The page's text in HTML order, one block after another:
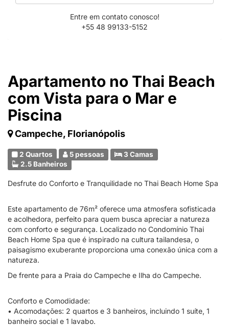
Apartamento no Thai Beach
com Vista para o Mar e
Piscina
Campeche, Florianópolis
2 Quartos 5 pessoas
3 Camas
2.5 Banheiros
Desfrute do Conforto e Tranquilidade no Thai Beach Home Spa
Este apartamento de 76m² oferece uma atmosfera sofisticada
e acolhedora, perfeito para quem busca apreciar a natureza
com conforto e segurança. Localizado no Condomínio Thai
Beach Home Spa que é inspirado na cultura tailandesa, o
paisagismo exuberante proporciona uma conexão única com a
natureza.
De frente para a Praia do Campeche e Ilha do Campeche.
Conforto e Comodidade:
• Acomodações: 2 quartos e 3 banheiros, incluindo 1 suíte, 1
banheiro social e 1 lavabo.
Entre em contato conosco!
+55 48 99133-5152